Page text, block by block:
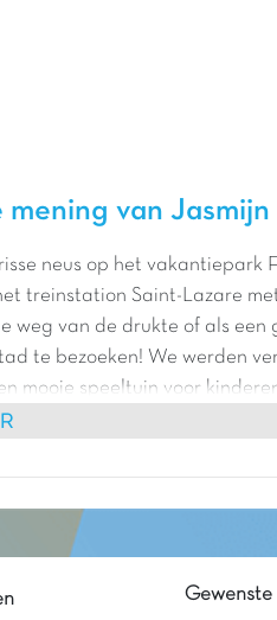
mening van Jasmijn
neus op het vakantiepark
treinstation Saint-Lazare
weg van de drukte of als een
te bezoeken! We werden
mooie speeltuin voor
te komen verblijven... Ze